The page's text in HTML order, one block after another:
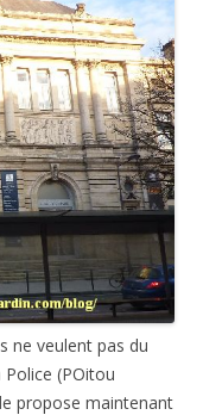
ne veulent pas du
(POitou
propose maintenant